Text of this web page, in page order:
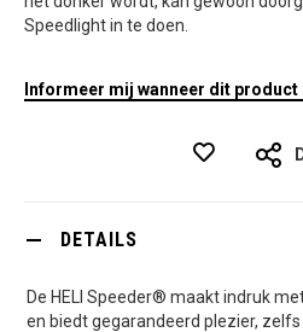
Speedlight in te doen.
Informeer mij wanneer dit
DETAILS
De HELI Speeder® maakt indruk
en biedt gegarandeerd plezier,